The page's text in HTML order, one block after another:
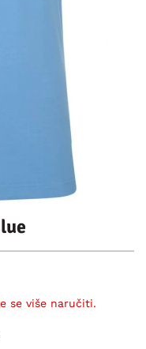
se više naručiti.